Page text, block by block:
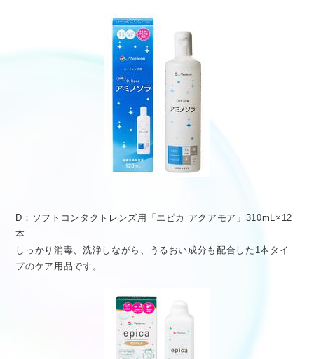
D：ソフトコンタクトレンズ用「エピカ アクアモア」310mL×12
本
しっかり消毒、洗浄しながら、うるおい成分も配合した1本タイ
プのケア用品です。